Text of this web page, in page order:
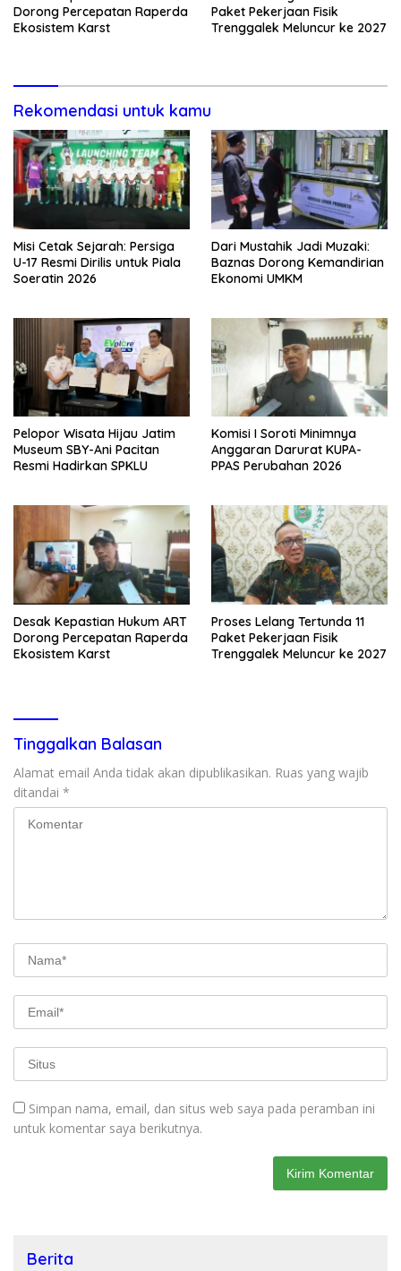
Dorong Percepatan Raperda
Ekosistem Karst
Paket Pekerjaan Fisik
Trenggalek Meluncur ke 2027
Rekomendasi untuk kamu
Misi Cetak Sejarah: Persiga
U-17 Resmi Dirilis untuk Piala
Soeratin 2026
Dari Mustahik Jadi Muzaki:
Baznas Dorong Kemandirian
Ekonomi UMKM
Pelopor Wisata Hijau Jatim
Museum SBY-Ani Pacitan
Resmi Hadirkan SPKLU
Komisi I Soroti Minimnya
Anggaran Darurat KUPA-
PPAS Perubahan 2026
Desak Kepastian Hukum ART
Dorong Percepatan Raperda
Ekosistem Karst
Proses Lelang Tertunda 11
Paket Pekerjaan Fisik
Trenggalek Meluncur ke 2027
Tinggalkan Balasan
Alamat email Anda tidak akan dipublikasikan. Ruas yang wajib
ditandai *
Simpan nama, email, dan situs web saya pada peramban ini
untuk komentar saya berikutnya.
Berita